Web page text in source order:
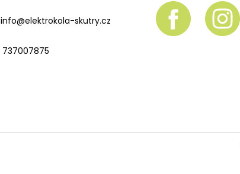
info@elektrokola-skutry.cz
737007875